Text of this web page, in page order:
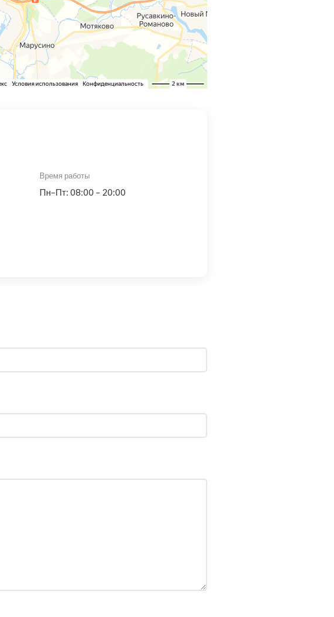
Время работы
Пн–Пт: 08:00 – 20:00